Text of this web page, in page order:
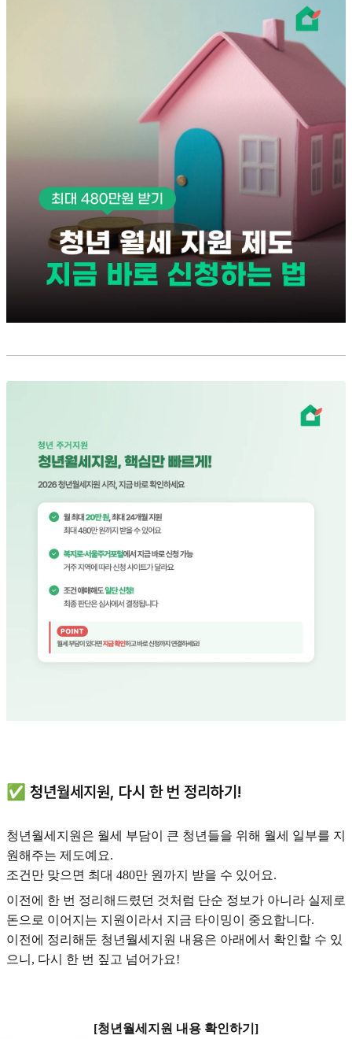
✅ 청년월세지원, 다시 한 번 정리하기!
청년월세지원은 월세 부담이 큰 청년들을 위해 월세 일부를 지
원해주는 제도예요.
조건만 맞으면 최대 480만 원까지 받을 수 있어요.
이전에 한 번 정리해드렸던 것처럼 단순 정보가 아니라 실제로
돈으로 이어지는 지원이라서 지금 타이밍이 중요합니다.
이전에 정리해둔 청년월세지원 내용은 아래에서 확인할 수 있
으니, 다시 한 번 짚고 넘어가요!
[청년월세지원 내용 확인하기]